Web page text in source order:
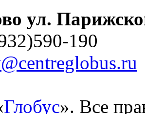
ул.
190
Глобус». Все